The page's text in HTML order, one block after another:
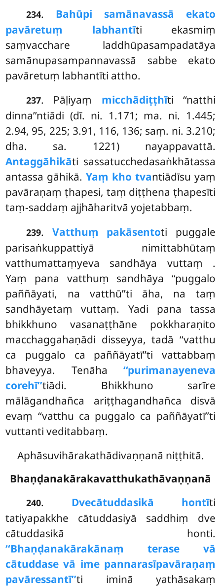
234. Bahūpi samānavassā ekato
pavāretuṃ labhantīti ekasmiṃ
saṃvacchare laddhūpasampadatāya
samānupasampannavassā sabbe ekato
pavāretuṃ labhantīti attho.
237. Pāḷiyaṃ micchādiṭṭhīti ‘‘natthi
dinna’’ntiādi (dī. ni. 1.171; ma. ni. 1.445;
2.94, 95, 225; 3.91, 116, 136; saṃ. ni. 3.210;
dha. sa. 1221) nayappavattā.
Antaggāhikāti sassatucchedasaṅkhātassa
antassa gāhikā.Yaṃ kho tvantiādīsu yaṃ
pavāraṇaṃ ṭhapesi, taṃ diṭṭhena ṭhapesīti
taṃ-saddaṃ ajjhāharitvā yojetabbaṃ.
239. Vatthuṃ pakāsentoti puggale
parisaṅkuppattiyā nimittabhūtaṃ
vatthumattaṃyeva sandhāya vuttaṃ .
Yaṃ pana vatthuṃ sandhāya ‘‘puggalo
paññāyati, na vatthū’’ti āha, na taṃ
sandhāyetaṃ vuttaṃ. Yadi pana tassa
bhikkhuno vasanaṭṭhāne pokkharaṇito
macchaggahaṇādi disseyya, tadā ‘‘vatthu
ca puggalo ca paññāyatī’’ti vattabbaṃ
bhaveyya. Tenāha ‘‘purimanayeneva
corehī’’tiādi. Bhikkhuno sarīre
mālāgandhañca ariṭṭhagandhañca disvā
evaṃ ‘‘vatthu ca puggalo ca paññāyatī’’ti
vuttanti veditabbaṃ.
Aphāsuvihārakathādivaṇṇanā niṭṭhitā.
Bhaṇḍanakārakavatthukathāvaṇṇanā
240. Dvecātuddasikā hontīti
tatiyapakkhe cātuddasiyā saddhiṃ dve
cātuddasikā honti.
‘‘Bhaṇḍanakārakānaṃ terase vā
cātuddase vā ime pannarasīpavāraṇaṃ
pavāressantī’’ti iminā yathāsakaṃ